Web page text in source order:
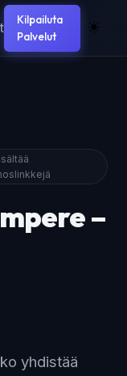
Kilpailuta
Palvelut
☀️
–
yhdistää